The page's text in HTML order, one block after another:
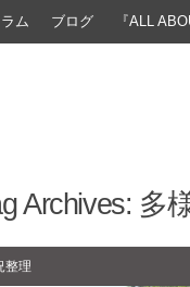
ム ブログ 『ALL
Archives: 多
整理